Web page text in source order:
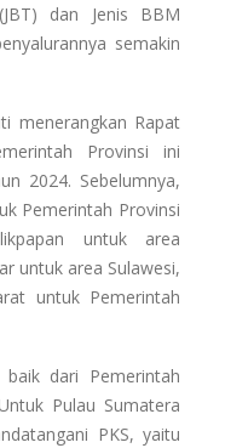
dan Jenis BBM
semakin
menerangkan Rapat
Provinsi ini
2024. Sebelumnya,
Pemerintah Provinsi
untuk area
untuk area Sulawesi,
untuk Pemerintah
baik dari Pemerintah
Pulau Sumatera
PKS, yaitu